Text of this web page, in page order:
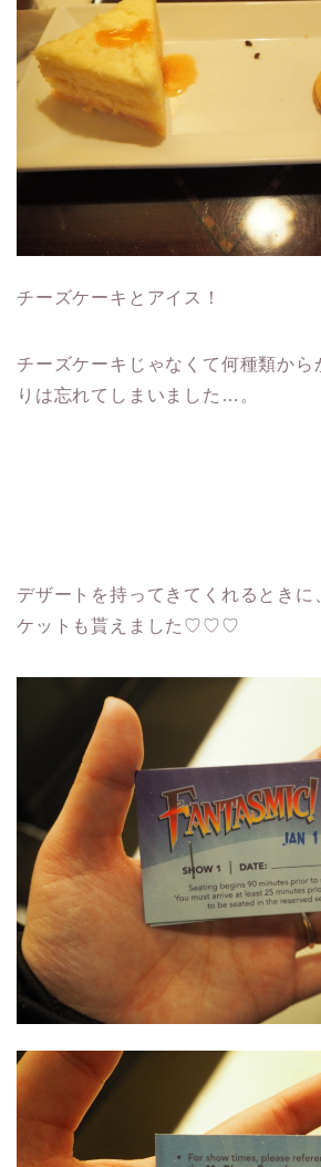
チーズケーキとアイス！
チーズケーキじゃなくて何種類から
りは忘れてしまいました…。
デザートを持ってきてくれるとき
ケットも貰えました♡♡♡